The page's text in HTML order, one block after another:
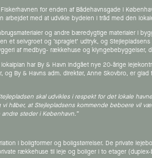
for enden af Bådehavnsgade i
arbejdet med at udvikle bydelen i tråd med den
og andre bæredygtige materialer i
et selvgroet og ’spraglet’ udtryk, og
af medbyg- rækkehuse og klyngebebyggelser,
har By & Havn indgået nye 20-årige
By & Havns adm. direktør, Anne Skovbro, er
skal udvikles i respekt for det lokale
håber, at Stejlepladsens kommende beboere vil
steder i København.”
i boligformer og boligstørrelser. De private
rækkehuse til leje og boliger i to etager